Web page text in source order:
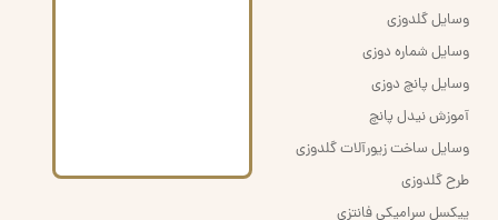
وسایل گلدوزی
وسایل شماره دوزی
وسایل پانچ دوزی
آموزش نیدل پانچ
وسایل ساخت زیورآلات گلدوزی
طرح گلدوزی
پیکسل سرامیکی فانتزی